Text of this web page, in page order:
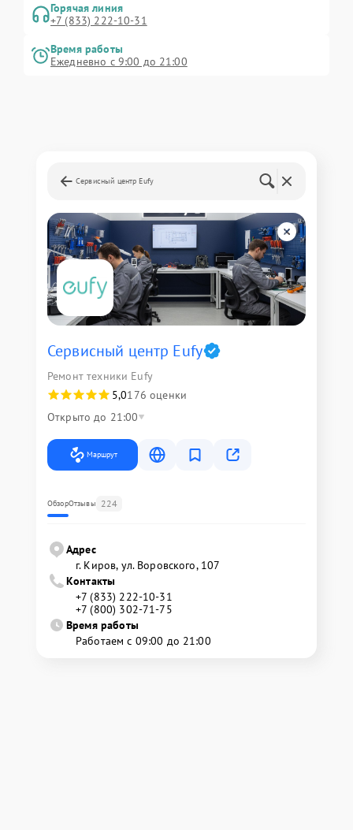
Горячая линия
+7 (833) 222-10-31
Время работы
Ежедневно с 9:00 до 21:00
Сервисный центр Eufy
Сервисный центр Eufy
Ремонт техники Eufy
5,0176 оценки
Открыто до 21:00
Маршрут
ОбзорОтзывы 224
Адрес
г. Киров, ул. Воровского, 107
Контакты
+7 (833) 222-10-31
+7 (800) 302-71-75
Время работы
Работаем с 09:00 до 21:00